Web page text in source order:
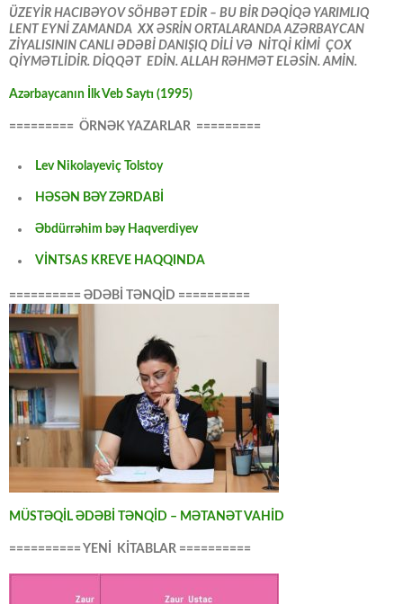
ÜZEYİR HACIBƏYOV SÖHBƏT EDİR – BU BİR DƏQİQƏ YARIMLIQ
LENT EYNİ ZAMANDA XX ƏSRİN ORTALARANDA AZƏRBAYCAN
ZİYALISININ CANLI ƏDƏBİ DANIŞIQ DİLİ VƏ NİTQİ KİMİ ÇOX
QİYMƏTLİDİR. DİQQƏT EDİN. ALLAH RƏHMƏT ELƏSİN. AMİN.
Azərbaycanın İlk Veb Saytı (1995)
========= ÖRNƏK YAZARLAR =========
Lev Nikolayeviç Tolstoy
HƏSƏN BƏY ZƏRDABİ
Əbdürrəhim bəy Haqverdiyev
VİNTSAS KREVE HAQQINDA
========== ƏDƏBİ TƏNQİD ==========
MÜSTƏQİL ƏDƏBİ TƏNQİD – MƏTANƏT VAHİD
========== YENİ KİTABLAR ==========